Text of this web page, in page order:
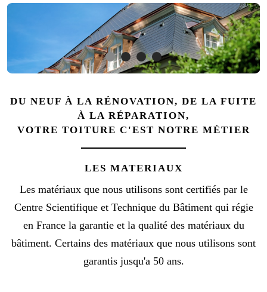
DU NEUF À LA RÉNOVATION, DE LA FUITE
À LA RÉPARATION,
VOTRE TOITURE C'EST NOTRE MÉTIER
LES MATERIAUX
Les matériaux que nous utilisons sont certifiés par le
Centre Scientifique et Technique du Bâtiment qui régie
en France la garantie et la qualité des matériaux du
bâtiment. Certains des matériaux que nous utilisons sont
garantis jusqu'a 50 ans.